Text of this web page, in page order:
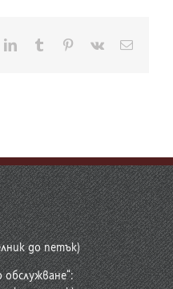
LinkedInTumblr Pinterest
Vk
до петък)